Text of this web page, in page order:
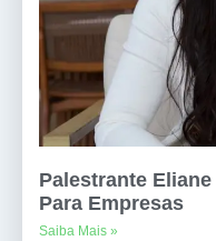
Palestrante
Para Empresas
Saiba Mais »